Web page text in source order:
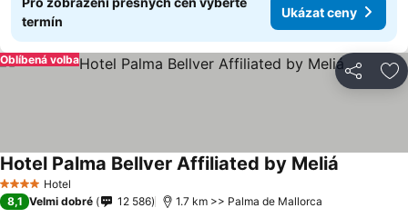
termín
Ukázat ceny
Sdílet
Oblíbená volba
4 Počet hvězdiček
Hotel
Hotel Palma Bellver Affiliated by Meliá
8,1 Velmi dobré 12 586 1.7 km >> Palma de Mallorca